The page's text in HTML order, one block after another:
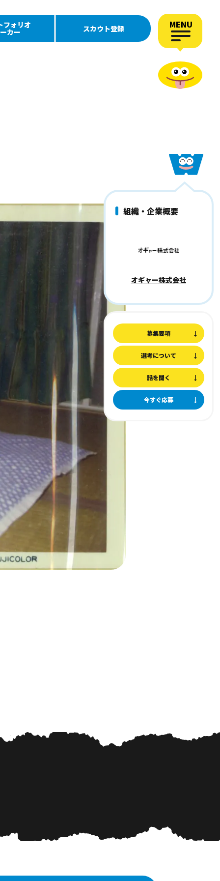
フォリオ
カー スカウト登録 MENU
組織・企業概要
オギャー株式会社
募集要項
選考について
話を聞く
今すぐ応募